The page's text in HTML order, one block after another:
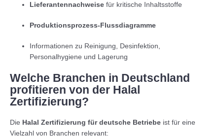
Lieferantennachweise für kritische Inhaltsstoffe
Produktionsprozess-Flussdiagramme
Informationen zu Reinigung, Desinfektion,
Personalhygiene und Lagerung
Welche Branchen in Deutschland
profitieren von der Halal
Zertifizierung?
Die Halal Zertifizierung für deutsche Betriebe ist für eine
Vielzahl von Branchen relevant: